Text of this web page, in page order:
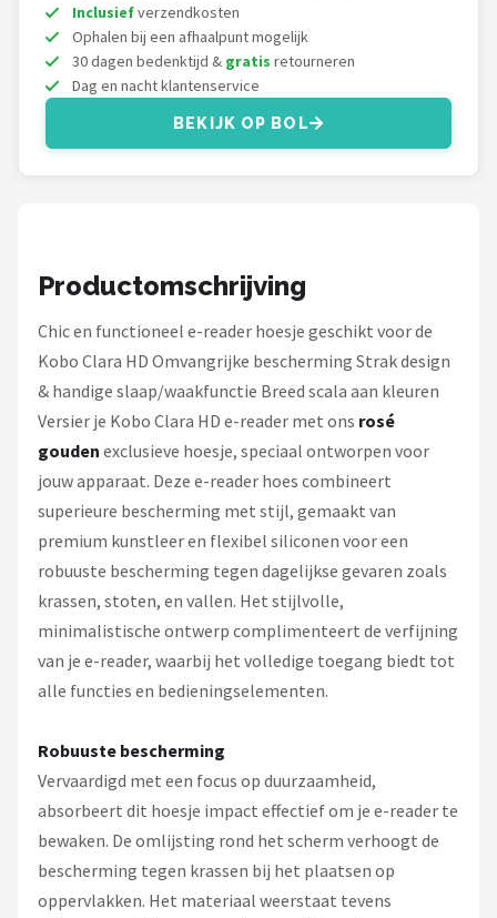
Kobo
Alle merken →
Inclusiefverzendkosten
Ophalen bij een afhaalpunt mogelijk
30 dagen bedenktijd & gratis retourneren
Dag en nacht klantenservice
BEKIJK OP BOL
Productomschrijving
Chic en functioneel e-reader hoesje geschikt voor de
Kobo Clara HD Omvangrijke bescherming Strak design
& handige slaap/waakfunctie Breed scala aan kleuren
Versier je Kobo Clara HD e-reader met ons rosé
gouden exclusieve hoesje, speciaal ontworpen voor
jouw apparaat. Deze e-reader hoes combineert
superieure bescherming met stijl, gemaakt van
premium kunstleer en flexibel siliconen voor een
robuuste bescherming tegen dagelijkse gevaren zoals
krassen, stoten, en vallen. Het stijlvolle,
minimalistische ontwerp complimenteert de verfijning
van je e-reader, waarbij het volledige toegang biedt tot
alle functies en bedieningselementen.
Robuuste bescherming
Vervaardigd met een focus op duurzaamheid,
absorbeert dit hoesje impact effectief om je e-reader te
bewaken. De omlijsting rond het scherm verhoogt de
bescherming tegen krassen bij het plaatsen op
oppervlakken. Het materiaal weerstaat tevens